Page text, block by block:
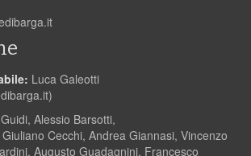
Luca Galeotti
)
Alessio Barsotti,
Cecchi, Andrea Giannasi, Vincenzo
Augusto Guadagnini, Francesco